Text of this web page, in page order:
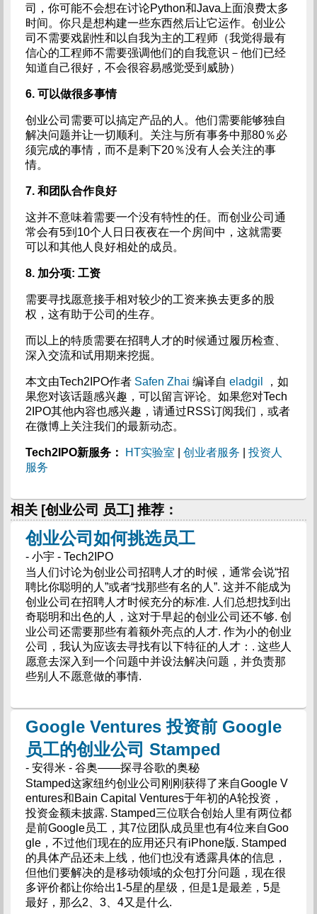
司，你可能不会想在讨论Python和Java上面浪费太多
时间。你只是想构建一些东西然后让它运作。创业公
司不需要戏剧性和以自我为主的工程师（我觉得最有
信心的工程师不需要强调他们的自我意识－他们已经
知道自己很好，不会很容易感觉受到威胁）
6. 可以做很多事情
创业公司需要可以搞定产品的人。他们需要能够独自
解决问题并让一切顺利。关注与所有事务中那80％必
须完成的事情，而不是剩下20％没有人会关注的事
情。
7. 和团队合作良好
这并不意味着需要一个没有特性的任。而创业公司通
常会有5到10个人日日夜夜在一个房间中，这就需要
可以和其他人良好相处的成员。
8. 加分项: 工资
需要寻找愿意接手相对较少的工资来换去更多的股
权，这有助于公司的生存。
而以上的特质需要在招聘人才的时候通过履历检查、
深入交流和试用期来挖掘。
本文由Tech2IPO作者 Safen Zhai 编译自 eladgil
，如
果您对该话题感兴趣，可以留言评论。如果您对Tech
2IPO其他内容也感兴趣，请通过RSS订阅我们，或者
在微博上关注我们的最新动态。
Tech2IPO新服务： HT实验室 创业者服务
投资人
服务
相关 [创业公司 员工] 推荐：
创业公司如何挑选员工
- 小宇 - Tech2IPO
当人们讨论为创业公司招聘人才的时候，通常会说“招
聘比你聪明的人”或者“找那些有名的人”. 这并不能成为
创业公司在招聘人才时候充分的标准. 人们总想找到出
奇聪明和出色的人，这对于早起的创业公司还不够. 创
业公司还需要那些有着额外亮点的人才. 作为小的创业
公司，我认为应该去寻找有以下特征的人才：. 这些人
愿意去深入到一个问题中并设法解决问题，并负责那
些别人不愿意做的事情.
Google Ventures 投资前 Google
员工的创业公司 Stamped
- 安得米 - 谷奥——探寻谷歌的奥秘
Stamped这家纽约创业公司刚刚获得了来自Google V
entures和Bain Capital Ventures于年初的A轮投资，
投资金额未披露. Stamped三位联合创始人里有两位都
是前Google员工，其7位团队成员里也有4位来自Goo
gle，不过他们现在的应用还只有iPhone版. Stamped
的具体产品还未上线，他们也没有透露具体的信息，
但他们要解决的是移动领域的众包打分问题，现在很
多评价都让你给出1-5星的星级，但是1是最差，5是
最好，那么2、3、4又是什么.